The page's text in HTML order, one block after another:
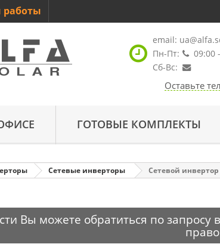
email:
Пн-Пт:
09:00
Сб-Вс:
Оставьте
ГОТОВЫЕ КОМПЛЕКТЫ
Сетевые инверторы Сетевой инвертор
Вы можете обратиться по